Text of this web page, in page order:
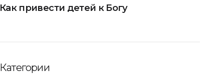
Как привести детей к Богу
Категории